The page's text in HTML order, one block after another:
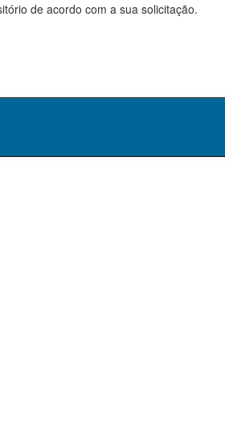
de acordo com a sua solicitação.